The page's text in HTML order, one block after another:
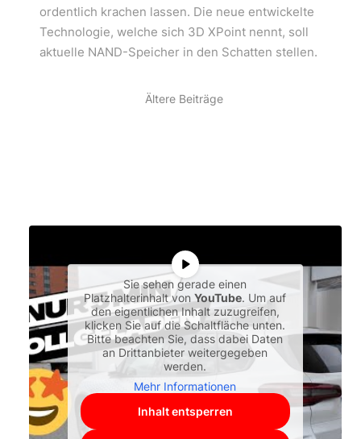
ordentlich krachen lassen. Die neue entwickelte
Technologie, welche sich 3D XPoint nennt, soll
aktuelle NAND-Speicher in den Schatten stellen.
Ältere Beiträge
Sie sehen gerade einen
Platzhalterinhalt vonYouTube. Um auf
den eigentlichen Inhalt zuzugreifen,
klicken Sie auf die Schaltfläche unten.
Bitte beachten Sie, dass dabei Daten
an Drittanbieter weitergegeben
werden.
Mehr Informationen
Inhalt entsperren